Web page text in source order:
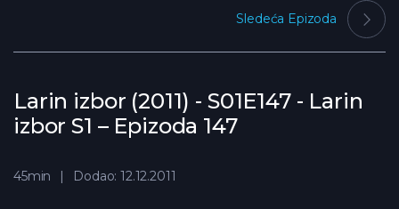
Larin izbor (2011) - S01E147 - Larin
izbor S1 – Epizoda 147
Sledeća Epizoda
45min Dodao: 12.12.2011